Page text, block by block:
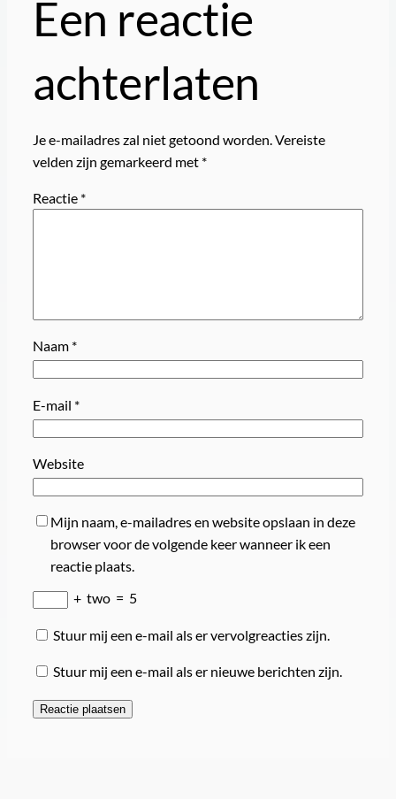
Een reactie
achterlaten
Je e-mailadres zal niet getoond worden.Vereiste
velden zijn gemarkeerd met *
Reactie *
Naam *
E-mail *
Website
Mijn naam, e-mailadres en website opslaan in deze
browser voor de volgende keer wanneer ik een
reactie plaats.
+ two = 5
Stuur mij een e-mail als er vervolgreacties zijn.
Stuur mij een e-mail als er nieuwe berichten zijn.